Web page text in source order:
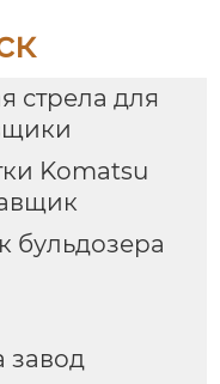
стрела для
Komatsu
бульдозера
завод